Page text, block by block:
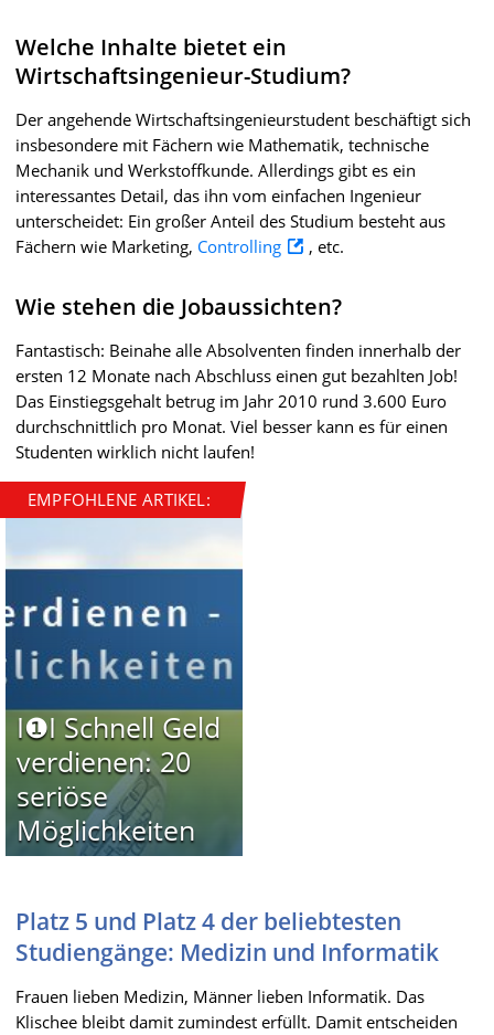
Welche Inhalte bietet ein
Wirtschaftsingenieur-Studium?
Der angehende Wirtschaftsingenieurstudent beschäftigt sich
insbesondere mit Fächern wie Mathematik, technische
Mechanik und Werkstoffkunde. Allerdings gibt es ein
interessantes Detail, das ihn vom einfachen Ingenieur
unterscheidet: Ein großer Anteil des Studium besteht aus
Fächern wie Marketing, Controlling , etc.
Wie stehen die Jobaussichten?
Fantastisch: Beinahe alle Absolventen finden innerhalb der
ersten 12 Monate nach Abschluss einen gut bezahlten Job!
Das Einstiegsgehalt betrug im Jahr 2010 rund 3.600 Euro
durchschnittlich pro Monat. Viel besser kann es für einen
Studenten wirklich nicht laufen!
EMPFOHLENE ARTIKEL:
I❶I Schnell Geld
verdienen: 20
seriöse
Möglichkeiten
Platz 5 und Platz 4 der beliebtesten
Studiengänge: Medizin und Informatik
Frauen lieben Medizin, Männer lieben Informatik. Das
Klischee bleibt damit zumindest erfüllt. Damit entscheiden